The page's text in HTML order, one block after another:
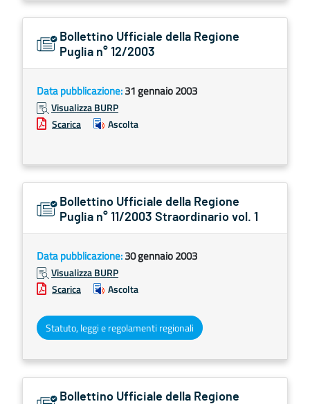
Bollettino Ufficiale della Regione
Puglia n° 12/2003
Data pubblicazione:31 gennaio 2003
Visualizza BURP
Scarica
Ascolta
Bollettino Ufficiale della Regione
Puglia n° 11/2003 Straordinario vol. 1
Data pubblicazione:30 gennaio 2003
Visualizza BURP
Scarica
Ascolta
Statuto, leggi e regolamenti regionali
Bollettino Ufficiale della Regione